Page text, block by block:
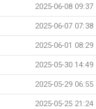
2025-06-08 09:37
2025-06-07 07:38
2025-06-01 08:29
2025-05-30 14:49
2025-05-29 06:55
2025-05-25 21:24